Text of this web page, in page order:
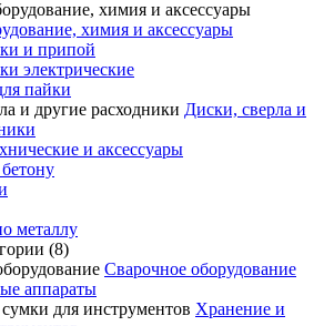
химия и аксессуары
и припой
электрические
пайки
Диски, сверла и
и аксессуары
металлу
(8)
Сварочное оборудование
аппараты
Хранение и